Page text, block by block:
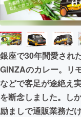
映像・
ビジネ
まちづく
CAMPFIRE
CAMPFIRE
銀座で30年間愛され
GINZAのカレー。リ
などで客足が途絶え
を断念しました。し
励ましで通販業務だ